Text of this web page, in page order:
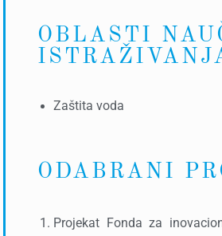
OBLASTI
Zaštita voda
ODABRANI
Projekat Fonda za